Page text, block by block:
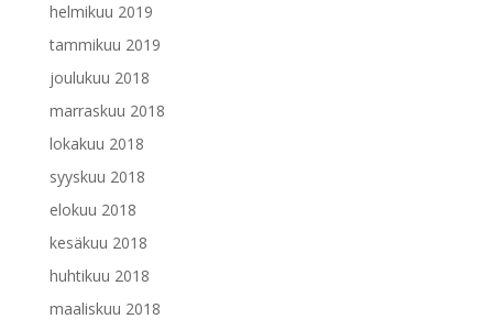
helmikuu 2019
tammikuu 2019
joulukuu 2018
marraskuu 2018
lokakuu 2018
syyskuu 2018
elokuu 2018
kesäkuu 2018
huhtikuu 2018
maaliskuu 2018